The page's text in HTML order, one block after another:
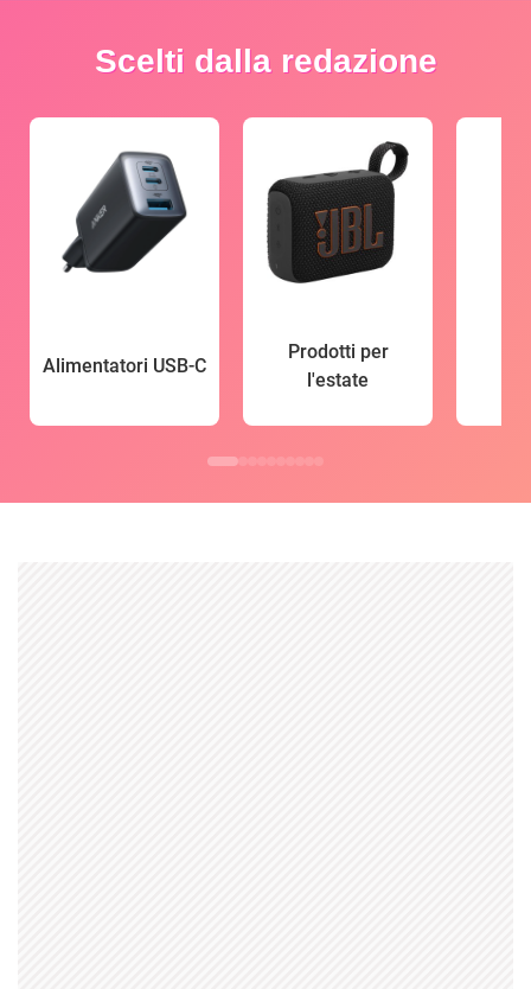
Scelti dalla redazione
Alimentatori USB-C
Prodotti per
l'estate